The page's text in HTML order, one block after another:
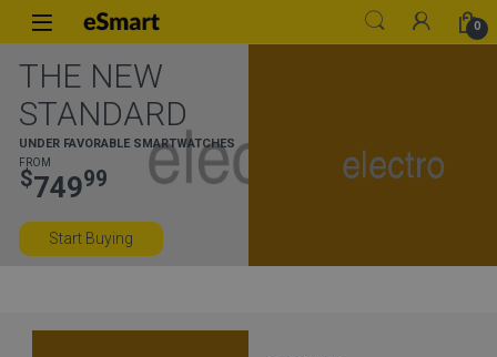
Skip to navigation
Skip to content
0
THE NEW
STANDARD
UNDER FAVORABLE SMARTWATCHES
FROM
$74999
Start Buying